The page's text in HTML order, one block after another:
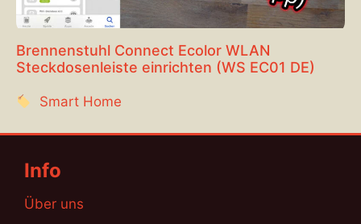
Brennenstuhl Connect Ecolor WLAN
Steckdosenleiste einrichten (WS EC01 DE)
Smart Home
Info
Über uns